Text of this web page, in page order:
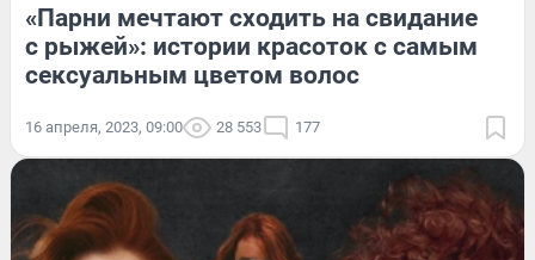
«Парни мечтают сходить на свидание
с рыжей»: истории красоток с самым
сексуальным цветом волос
16 апреля, 2023, 09:00 28 553 177